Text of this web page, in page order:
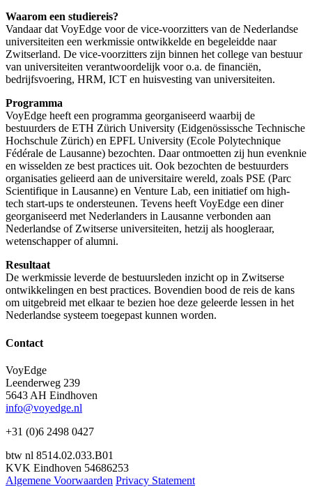
Waarom een studiereis?
Vandaar dat VoyEdge voor de vice-voorzitters van de Nederlandse
universiteiten een werkmissie ontwikkelde en begeleidde naar
Zwitserland. De vice-voorzitters zijn binnen het college van bestuur
van universiteiten verantwoordelijk voor o.a. de financiën,
bedrijfsvoering, HRM, ICT en huisvesting van universiteiten.
Programma
VoyEdge heeft een programma georganiseerd waarbij de
bestuurders de ETH Zürich University (Eidgenössissche Technische
Hochschule Zürich) en EPFL University (Ecole Polytechnique
Fédérale de Lausanne) bezochten. Daar ontmoetten zij hun evenknie
en wisselden ze best practices uit. Ook bezochten de bestuurders
organisaties gelieerd aan de universitaire wereld, zoals PSE (Parc
Scientifique in Lausanne) en Venture Lab, een initiatief om high-
tech start-ups te ondersteunen. Tevens heeft VoyEdge een diner
georganiseerd met Nederlanders in Lausanne verbonden aan
Nederlandse of Zwitserse universiteiten, hetzij als hoogleraar,
wetenschapper of alumni.
Resultaat
De werkmissie leverde de bestuursleden inzicht op in Zwitserse
ontwikkelingen en best practices. Bovendien bood de reis de kans
om uitgebreid met elkaar te bezien hoe deze geleerde lessen in het
Nederlandse systeem toegepast kunnen worden.
Contact
VoyEdge
Leenderweg 239
5643 AH Eindhoven
info@voyedge.nl
+31 (0)6 2498 0427
btw nl 8514.02.033.B01
KVK Eindhoven 54686253
Algemene Voorwaarden Privacy Statement